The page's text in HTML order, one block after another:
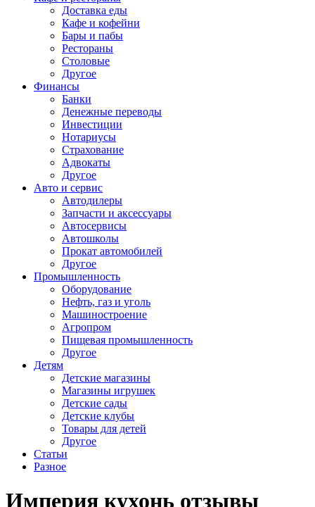
Доставка еды
Кафе и кофейни
Бары и пабы
Рестораны
Столовые
Другое
Финансы
Банки
Денежные переводы
Инвестиции
Нотариусы
Страхование
Адвокаты
Другое
Авто и сервис
Автодилеры
Запчасти и аксессуары
Автосервисы
Автошколы
Прокат автомобилей
Другое
Промышленность
Оборудование
Нефть, газ и уголь
Машиностроение
Агропром
Пищевая промышленность
Другое
Детям
Детские магазины
Магазины игрушек
Детские сады
Детские клубы
Товары для детей
Другое
Статьи
Разное
Империя кухонь отзывы